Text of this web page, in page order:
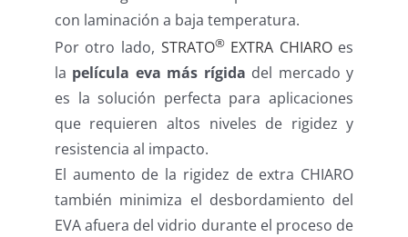
con laminación a baja temperatura.
Por otro lado, STRATO®EXTRA CHIAROes
la película eva más rígida del mercado y
es la solución perfecta para aplicaciones
que requieren altos niveles de rigidez y
resistencia al impacto.
El aumento de la rigidez de extra CHIARO
también minimiza el desbordamiento del
EVA afuera del vidrio durante el proceso de